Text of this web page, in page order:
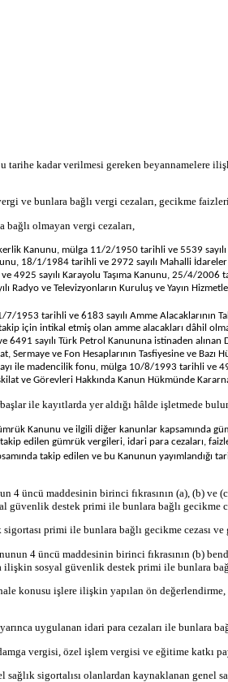
kadar verilmesi gereken beyannamelere
ve bunlara bağlı vergi cezaları, gecikme
olmayan vergi cezaları,
Kanunu, mülga 11/2/1950 tarihli ve 5539
18/1/1984 tarihli ve 2972 sayılı Mahalli
4925 sayılı Karayolu Taşıma Kanunu, 25/4/
Radyo ve Televizyonların Kuruluş ve Yayın
1953 tarihli ve 6183 sayılı Amme
için intikal etmiş olan amme alacakları dâhil
sayılı Türk Petrol Kanununa istinaden
ve Fon Hesaplarının Tasfiyesine ve
ile madencilik fonu, mülga 10/8/1993 tarihli ve
ve Görevleri Hakkında Kanun Hükmünde
ile kayıtlarda yer aldığı hâlde işletmede
Kanunu ve ilgili diğer kanunlar kapsamında
edilen gümrük vergileri, idari para cezaları,
takip edilen ve bu Kanunun
4 üncü maddesinin birinci fıkrasının (a), (b)
destek primi ile bunlara bağlı gecikme
primi ile bunlara bağlı gecikme cezası ve
4 üncü maddesinin birinci fıkrasının (b)
sosyal güvenlik destek primi ile bunlara
işlere ilişkin yapılan ön
uygulanan idari para cezaları ile bunlara
vergisi, özel işlem vergisi ve eğitime katkı
sigortalısı olanlardan kaynaklanan genel